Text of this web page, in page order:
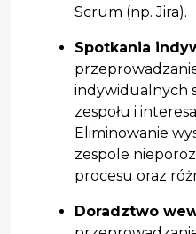
Scrum (np. Jira).
Spotkania
indywidualnych
zespołu i
Eliminowanie
zespole
procesu oraz
Doradztwo